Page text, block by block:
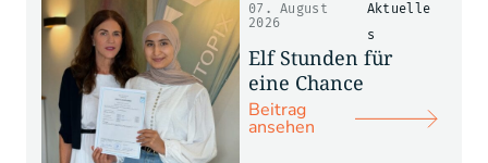
Aktuelle
s
07. August
2026
Elf Stunden für
eine Chance
Beitrag
ansehen